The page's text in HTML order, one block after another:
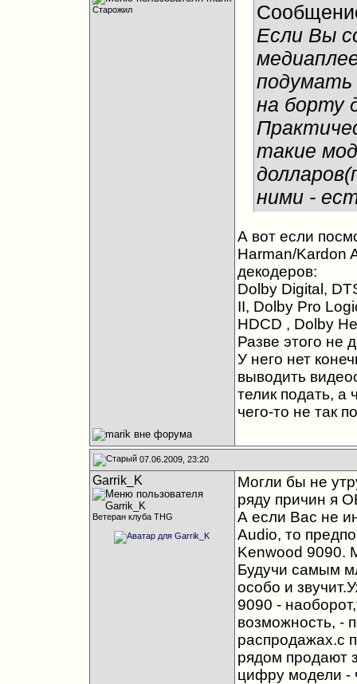
Старожил
Если Вы
подумать
на борту
такие
ними -
А вот если
Harman/Kardon
декодеров:
Dolby Digital,
II, Dolby Pro
HDCD , Dolby
Разве этого не
У него нет
выводить
телик подать, а
чего-то не так
07.06.2009, 23:20
Garrik_K
Ветеран клуба THG
Могли бы не
ряду причин я
А если Вас не
Audio, то
Kenwood 9090.
Будучи самым
особо и
9090 -
возможность, -
распродажах.с
рядом продают
цифру модели -